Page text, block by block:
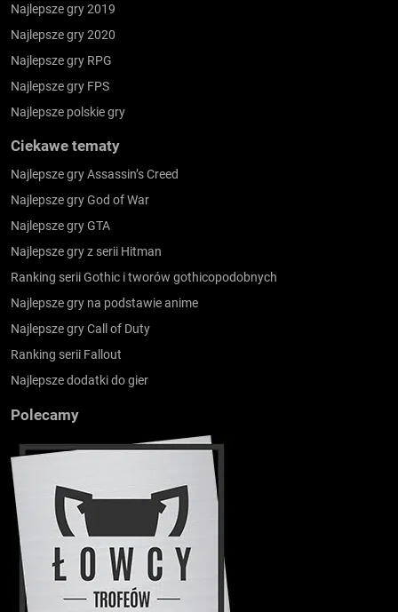
Najlepsze gry 2019
Najlepsze gry 2020
Najlepsze gry RPG
Najlepsze gry FPS
Najlepsze polskie gry
Ciekawe tematy
Najlepsze gry Assassin’s Creed
Najlepsze gry God of War
Najlepsze gry GTA
Najlepsze gry z serii Hitman
Ranking serii Gothic i tworów gothicopodobnych
Najlepsze gry na podstawie anime
Najlepsze gry Call of Duty
Ranking serii Fallout
Najlepsze dodatki do gier
Polecamy